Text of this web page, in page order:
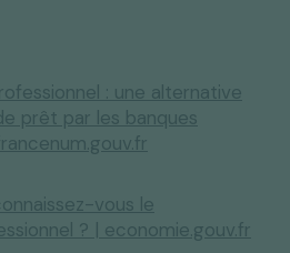
: une alternative
prêt par les banques
vous le
? | economie.gouv.fr